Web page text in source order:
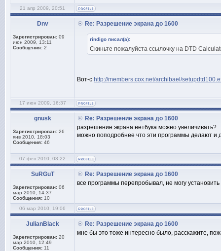
21 апр 2009, 20:51
Dnv
Зарегистрирован: 09
июн 2009, 13:11
Сообщения: 2
Re: Разрешение экрана до 1600
rindigo писал(а):
Скиньте пожалуйста ссылочку на DTD
Вот-с http://members.cox.net/archibael/
17 июн 2009, 16:37
gnusk
Зарегистрирован: 26
янв 2010, 18:03
Сообщения: 46
Re: Разрешение экрана до 1600
разрешение экрана нетбука можно увеличивать?
можно поподробнее что эти программы делают и
07 фев 2010, 03:22
SuRGuT
Зарегистрирован: 06
мар 2010, 14:37
Сообщения: 10
Re: Разрешение экрана до 1600
все программы перепробывал, не могу
06 мар 2010, 19:06
JulianBlack
Зарегистрирован: 20
мар 2010, 12:49
Сообщения: 11
Re: Разрешение экрана до 1600
мне бы это тоже интересно было, расскажите,